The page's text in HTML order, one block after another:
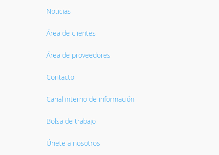
Noticias
Área de clientes
Área de proveedores
Contacto
Canal interno de información
Bolsa de trabajo
Únete a nosotros